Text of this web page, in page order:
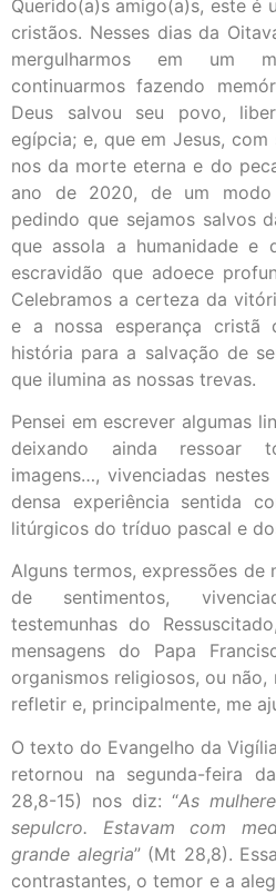
Querido(a)s amigo(a)s, este é
cristãos. Nesses dias da
mergulharmos em um
continuarmos fazendo
Deus salvou seu povo,
egípcia; e, que em Jesus,
nos da morte eterna e do
ano de 2020, de um
pedindo que sejamos salvos
que assola a humanidade
escravidão que adoece
Celebramos a certeza da
e a nossa esperança cristã
história para a salvação de
que ilumina as nossas trevas.
Pensei em escrever algumas
deixando ainda ressoar
imagens…, vivenciadas
densa experiência sentida
litúrgicos do tríduo pascal e
Alguns termos, expressões de
de sentimentos,
testemunhas do
mensagens do Papa
organismos religiosos, ou
refletir e, principalmente, me
O texto do Evangelho da
retornou na segunda-feira
28,8-15) nos diz: “As
sepulcro. Estavam com
grande alegria” (Mt 28,8).
contrastantes, o temor e a